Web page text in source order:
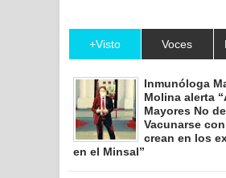
+Visto Voces
Inmunóloga
Molina alerta
Mayores No
Vacunarse
crean en los
en el Minsal”